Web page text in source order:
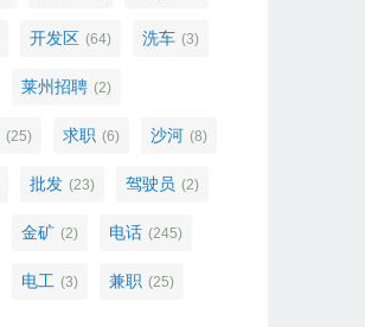
开发区 (64) 洗车 (3)
莱州招聘 (2)
(25) 求职 (6) 沙河 (8)
批发 (23) 驾驶员 (2)
金矿 (2) 电话 (245)
电工 (3) 兼职 (25)